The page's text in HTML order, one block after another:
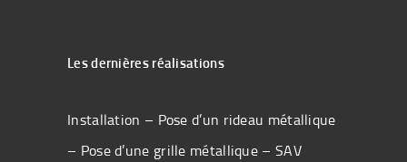
Les dernières réalisations
Installation – Pose d’un rideau métallique
– Pose d’une grille métallique – SAV